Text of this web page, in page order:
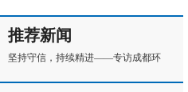
推荐新闻
坚持守信，持续精进——专访成都环